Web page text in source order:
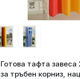
Готова тафта
за тръбен корниз,
Готово